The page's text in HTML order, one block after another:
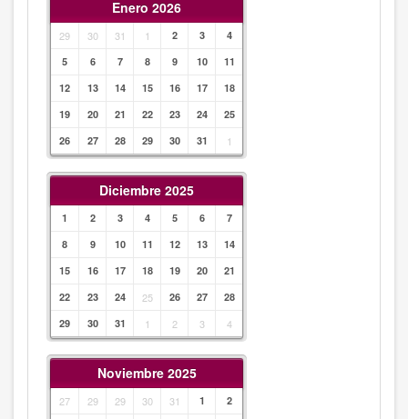
Enero 2026
29 30 31 1 2 3
4
5
6 7 8 9 10
11
12
13 14 15 16 17
18
19
20 21 22 23 24
25
26
27 28 29 30 31 1
Diciembre 2025
1 2 3 4 5 6
7
8
9 10 11 12 13
14
15
16 17 18 19 20
21
22
23 24 25 26 27
28
29
30 31 1 2 3 4
Noviembre 2025
27 29 29 30 31 1
2